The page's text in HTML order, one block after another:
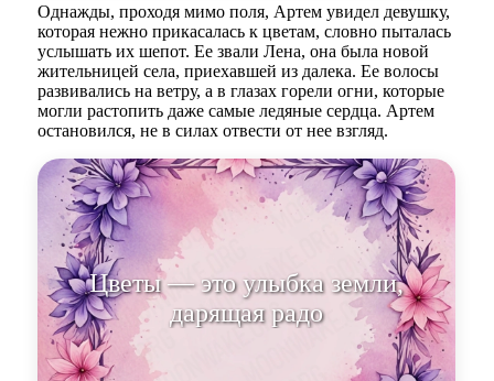
Однажды, проходя мимо поля, Артем увидел девушку,
которая нежно прикасалась к цветам, словно пыталась
услышать их шепот. Ее звали Лена, она была новой
жительницей села, приехавшей из далека. Ее волосы
развивались на ветру, а в глазах горели огни, которые
могли растопить даже самые ледяные сердца. Артем
остановился, не в силах отвести от нее взгляд.
Цветы — эт